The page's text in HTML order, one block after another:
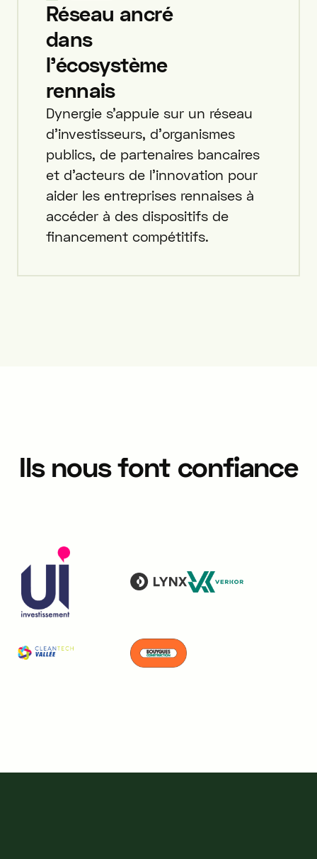
Réseau ancré
dans
l’écosystème
rennais
Dynergie s’appuie sur un réseau
d’investisseurs, d’organismes
publics, de partenaires bancaires
et d’acteurs de l’innovation pour
aider les entreprises rennaises à
accéder à des dispositifs de
financement compétitifs.
Ils nous font confiance